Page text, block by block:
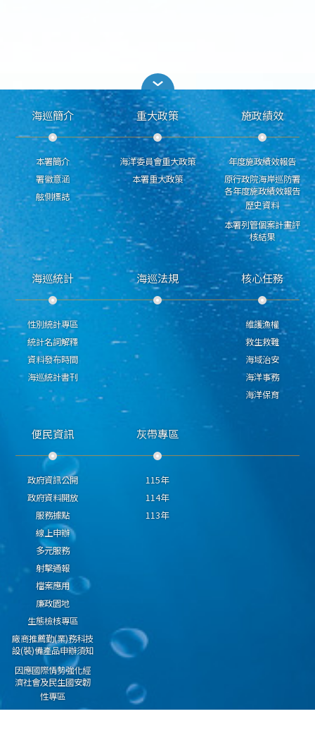
海巡簡介
本署簡介
署徽意涵
舷側標誌
重大政策
海洋委員會重大政策
本署重大政策
施政績效
年度施政績效報告
原行政院海岸巡防署
各年度施政績效報告
歷史資料
本署列管個案計畫評
核結果
海巡統計
性別統計專區
統計名詞解釋
資料發布時間
海巡統計書刊
海巡法規 核心任務
維護漁權
救生救難
海域治安
海洋事務
海洋保育
便民資訊
政府資訊公開
政府資料開放
服務據點
線上申辦
多元服務
射擊通報
檔案應用
廉政園地
生態檢核專區
廠商推薦勤(業)務科技
設(裝)備產品申辦須知
因應國際情勢強化經
濟社會及民生國安韌
性專區
灰帶專區
115年
114年
113年